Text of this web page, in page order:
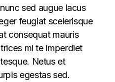
sed augue lacus
feugiat scelerisque
consequat mauris
mi te imperdiet
Netus et
egestas sed.